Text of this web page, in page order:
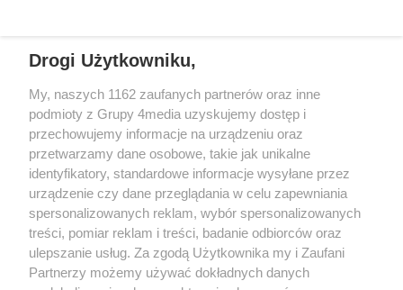
Wydawcąhalorzeszow.pljest:
STOWARZYSZENIE INICJATYW SPOŁECZNYCH PERSPEKTYWA
Adres do korespondencji:
ul. Piastów 3/20
35-077 Rzeszów
kontakt@halorzeszow.pl
Drogi Użytkowniku,
My, naszych 1162 zaufanych partnerów oraz inne
podmioty z Grupy 4media uzyskujemy dostęp i
przechowujemy informacje na urządzeniu oraz
przetwarzamy dane osobowe, takie jak unikalne
identyfikatory, standardowe informacje wysyłane przez
urządzenie czy dane przeglądania w celu zapewniania
spersonalizowanych reklam, wybór spersonalizowanych
treści, pomiar reklam i treści, badanie odbiorców oraz
ulepszanie usług. Za zgodą Użytkownika my i Zaufani
Partnerzy możemy używać dokładnych danych